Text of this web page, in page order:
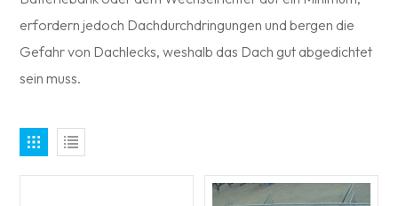
erfordern jedoch Dachdurchdringungen und bergen die
Gefahr von Dachlecks, weshalb das Dach gut abgedichtet
sein muss.